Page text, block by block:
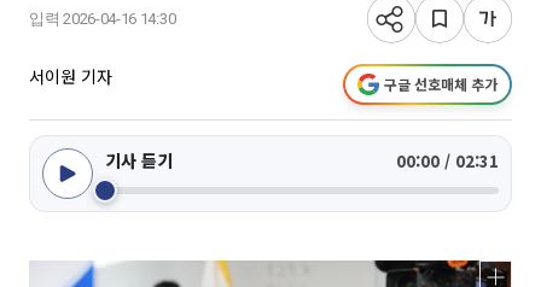
입력 2026-04-16 14:30
서이원 기자 구글 선호매체 추가
기사 듣기 00:00 / 02:31